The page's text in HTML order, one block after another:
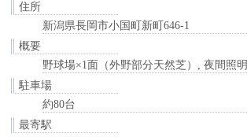
住所
新潟県長岡市小国町新町646-1
概要
野球場×1面（外野部分天然芝）, 夜間照明
駐車場
約80台
最寄駅